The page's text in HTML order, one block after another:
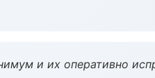
и их оперативно